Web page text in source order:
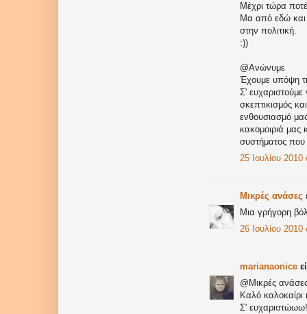
Μέχρι τώρα
Μα από εδώ και
στην πολιτική.
:))
@Ανώνυμε
Έχουμε υπόψη
Σ'
σκεπτικισμός
ενθουσιασμό
κακομοιριά μας
συστήματος που
25 Ιουλίου 2010
Μικρές ανάσες
Μια γρήγορη
26 Ιουλίου
marianaonice
@Μικρές
Καλό
Σ' ευχαριστώωω!